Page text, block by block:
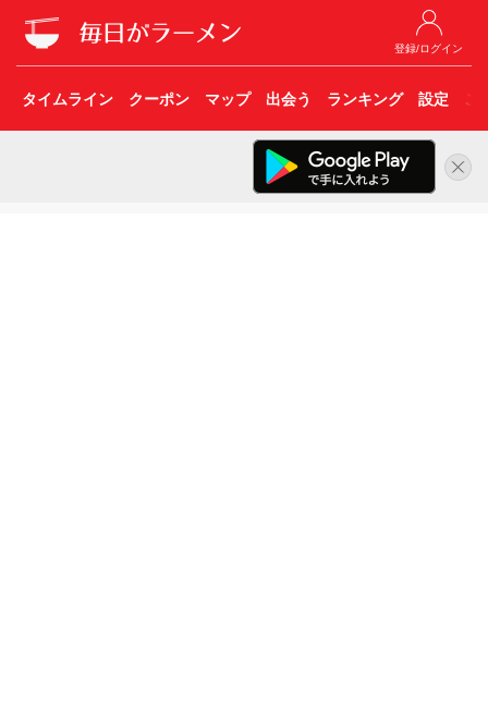
登録/ログイン
タイムライン クーポン マップ 出会う ランキング 設定 こ